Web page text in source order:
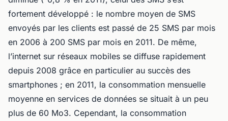
fortement développé : le nombre moyen de SMS
envoyés par les clients est passé de 25 SMS par mois
en 2006 à 200 SMS par mois en 2011. De même,
l’internet sur réseaux mobiles se diffuse rapidement
depuis 2008 grâce en particulier au succès des
smartphones ; en 2011, la consommation mensuelle
moyenne en services de données se situait à un peu
plus de 60 Mo3. Cependant, la consommation